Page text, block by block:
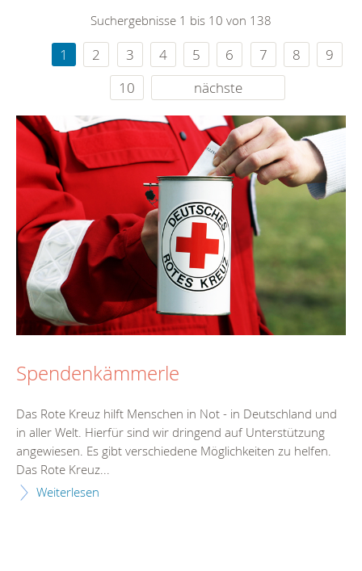
Suchergebnisse 1 bis 10 von 138
1 2 3 4 5 6 7 8
9
10
nächste
Spendenkämmerle
Das Rote Kreuz hilft Menschen in Not - in Deutschland und
in aller Welt. Hierfür sind wir dringend auf Unterstützung
angewiesen. Es gibt verschiedene Möglichkeiten zu helfen.
Das Rote Kreuz...
Weiterlesen